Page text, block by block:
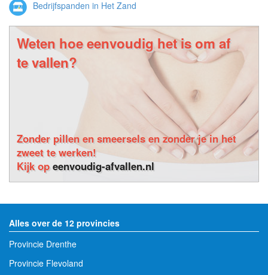
Bedrijfspanden in Het Zand
Weten hoe eenvoudig het is om af
te vallen?
Zonder pillen en smeersels en zonder je in het
zweet te werken!
Kijk opeenvoudig-afvallen.nl
Alles over de 12 provincies
Provincie Drenthe
Provincie Flevoland